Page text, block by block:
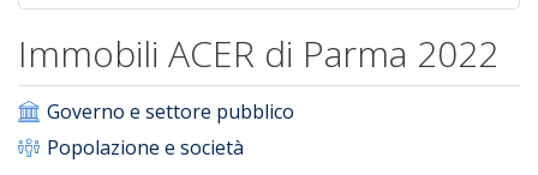
Immobili ACER di Parma 2022
Governo e settore pubblico
Popolazione e società